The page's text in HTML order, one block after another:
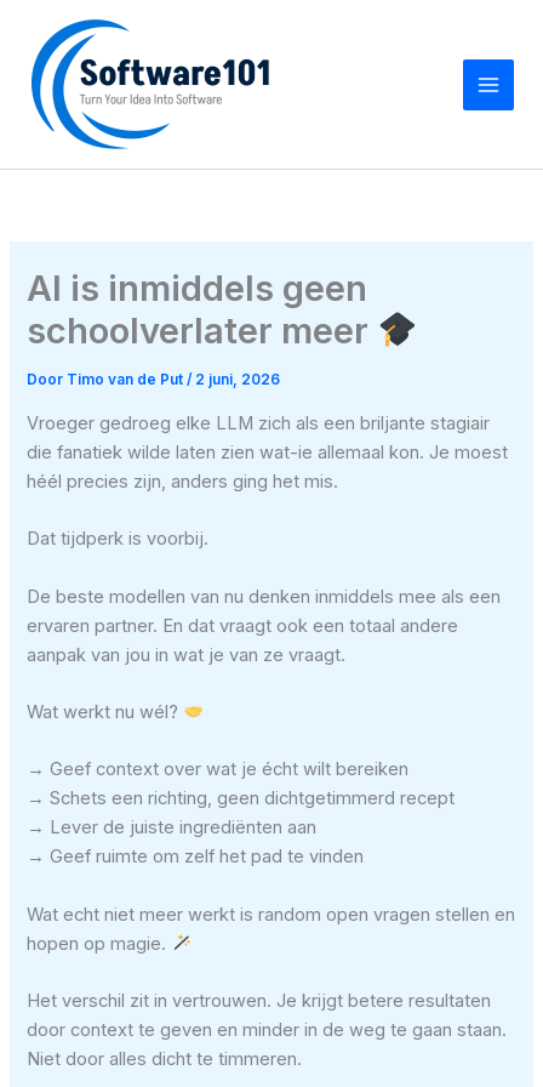
inhoud
AI is inmiddels geen
schoolverlater meer
Door Timo van de Put/ 2 juni, 2026
Vroeger gedroeg elke LLM zich als een briljante stagiair
die fanatiek wilde laten zien wat-ie allemaal kon. Je moest
héél precies zijn, anders ging het mis.
Dat tijdperk is voorbij.
De beste modellen van nu denken inmiddels mee als een
ervaren partner. En dat vraagt ook een totaal andere
aanpak van jou in wat je van ze vraagt.
Wat werkt nu wél?
→ Geef context over wat je écht wilt bereiken
→ Schets een richting, geen dichtgetimmerd recept
→ Lever de juiste ingrediënten aan
→ Geef ruimte om zelf het pad te vinden
Wat echt niet meer werkt is random open vragen stellen en
hopen op magie.
Het verschil zit in vertrouwen. Je krijgt betere resultaten
door context te geven en minder in de weg te gaan staan.
Niet door alles dicht te timmeren.